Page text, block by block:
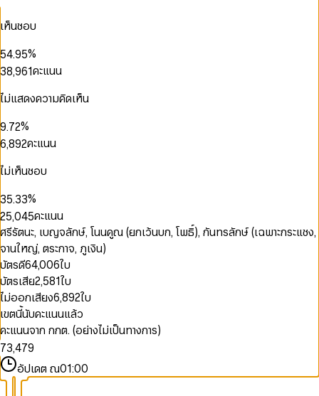
เห็นชอบ
3
5
6
7
8
9
2
4
5
6
7
8
9
.
7
9
3
5
6
7
8
9
%
0
2
3
5
7
8
9
4
5
7
8,
6
8
9
3
5
6
8
0
1
3
5
7
9
คะแนน
ไม่แสดงความคิดเห็น
0
1
3
4
5
7
9.
1
2
3
5
7
8
9
0
2
3
4
5
6
7
8
9
%
0
1
2
3
5
6
8
,
1
2
3
4
5
7
8
0
2
3
4
6
8
9
0
1
2
4
6
7
8
9
คะแนน
ไม่เห็นชอบ
1
3
4
5
6
7
8
9
0
1
3
5
6
7
8
9
.
1
3
4
5
6
7
8
9
1
3
4
5
6
7
8
9
%
1
2
3
4
5
6
7
8
9
0
1
2
4
5
6
7
8
9
,0
1
2
3
4
5
6
7
8
9
1
3
4
5
6
7
8
9
0
2
3
4
5
6
7
8
9
คะแนน
ศรีรัตนะ, เบญจลักษ์, โนนคูณ (ยกเว้นบก, โพธิ์), กันทรลักษ์ (เฉพาะกระแชง,
จานใหญ่, ตระกาจ, ภูเงิน)
บัตรดี64,006ใบ
บัตรเสีย2,581ใบ
ไม่ออกเสียง6,892ใบ
เขตนี้นับคะแนนแล้ว
คะแนนจาก กกต. (อย่างไม่เป็นทางการ)
0
1
2
3
4
5
6
7
8
9
0
1
2
3
4
5
6
,
0
1
2
3
4
5
6
7
0
1
2
3
4
5
6
7
8
9
0
1
2
3
4
5
6
7
8
9
อัปเดต ณ01:00